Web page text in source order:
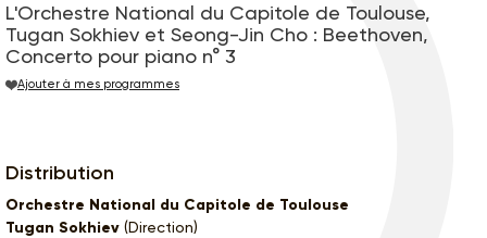
L'Orchestre National du Capitole de Toulouse,
Tugan Sokhiev et Seong-Jin Cho : Beethoven,
Concerto pour piano n° 3
Ajouter à mes programmes
Distribution
Orchestre National du Capitole de Toulouse
Tugan Sokhiev (Direction)